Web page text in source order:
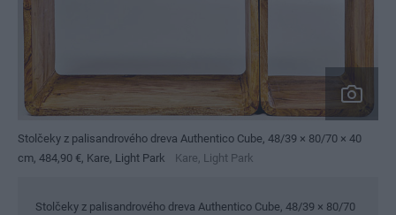
Stolčeky z palisandrového dreva ­Authentico Cube, 48/39 × 80/70 × 40
cm, 484,90 €, Kare, Light Park
Kare, Light Park
Stolčeky z palisandrového dreva Authentico Cube, 48/39 × 80/70